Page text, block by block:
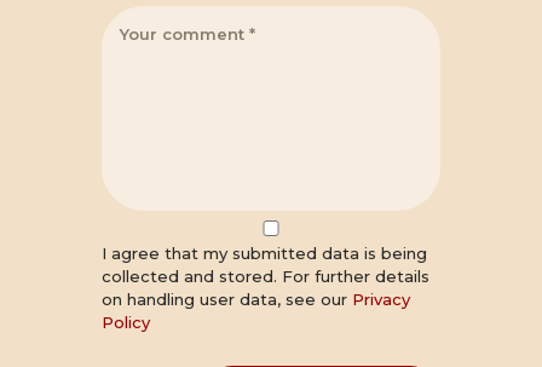
I agree that my submitted data is being
collected and stored. For further details
on handling user data, see our Privacy
Policy